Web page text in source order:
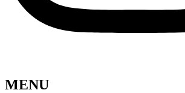
MENU